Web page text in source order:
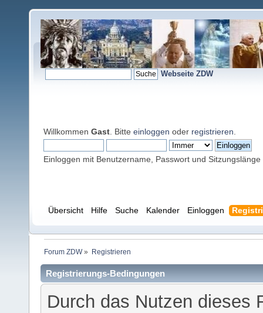
Webseite ZDW
Willkommen Gast . Bitte einloggen oder registrieren
Einloggen mit Benutzername, Passwort und Sitzungslänge
Übersicht Hilfe Suche Kalender Einloggen
Forum ZDW» Registrieren
Registrierungs-Bedingungen
Durch das Nutzen dieses